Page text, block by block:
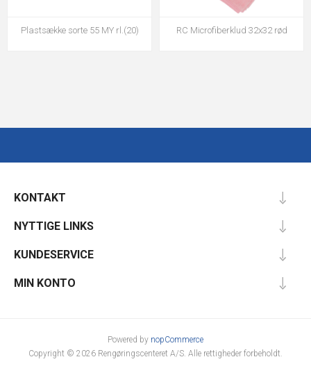
Plastsække sorte 55 MY rl.(20) RC Microfiberklud 32x32 rød
KONTAKT
NYTTIGE LINKS
KUNDESERVICE
MIN KONTO
Powered by nopCommerce
Copyright © 2026 Rengøringscenteret A/S. Alle rettigheder forbeholdt.